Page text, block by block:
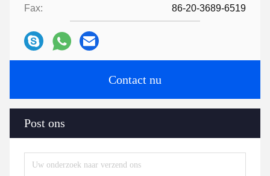
Fax: 86-20-3689-6519
Contact nu
Post ons